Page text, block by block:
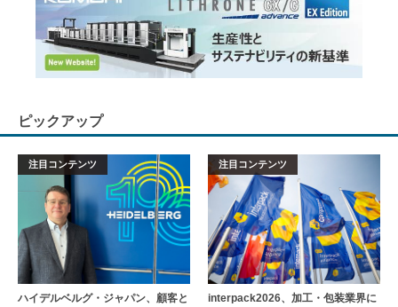
ピックアップ
注目コンテンツ
ハイデルベルグ・ジャパン、顧客と
注目コンテンツ
interpack2026、加工・包装業界に